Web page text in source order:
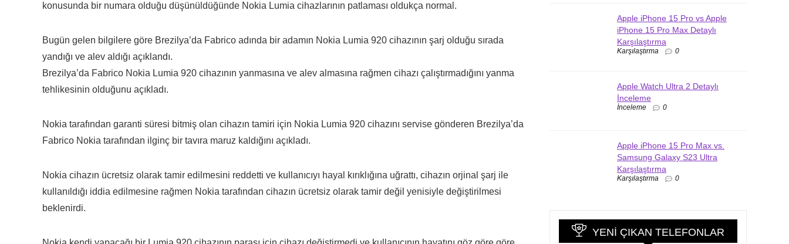
konusunda bir numara olduğu düşünüldüğünde Nokia Lumia cihazlarının patlaması oldukça normal.
Bugün gelen bilgilere göre Brezilya’da Fabrico adında bir adamın Nokia Lumia 920 cihazının şarj olduğu sırada
yandığı ve alev aldığı açıklandı.
Brezilya’da Fabrico Nokia Lumia 920 cihazının yanmasına ve alev almasına rağmen cihazı çalıştırmadığını yanma
tehlikesinin olduğunu açıkladı.
Nokia tarafından garanti süresi bitmiş olan cihazın tamiri için Nokia Lumia 920 cihazını servise gönderen Brezilya’da
Fabrico Nokia tarafından ilginç bir tavıra maruz kaldığını açıkladı.
Nokia cihazın ücretsiz olarak tamir edilmesini reddetti ve kullanıcıyı hayal kırıklığına uğrattı, cihazın orjinal şarj ile
kullanıldığı iddia edilmesine rağmen Nokia tarafından cihazın ücretsiz olarak tamir değil yenisiyle değiştirilmesi
beklenirdi.
Apple iPhone 15 Pro vs Apple
iPhone 15 Pro Max Detaylı
Karşılaştırma
Karşılaştırma 0
Apple Watch Ultra 2 Detaylı
İnceleme
İnceleme 0
Apple iPhone 15 Pro Max vs.
Samsung Galaxy S23 Ultra
Karşılaştırma
Karşılaştırma 0
YENI ÇIKAN TELEFONLAR